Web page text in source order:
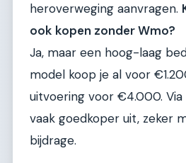
heroverweging aanvragen.
ook kopen zonder Wmo?
Ja, maar een hoog-laag
model koop je al voor
uitvoering voor €4.000.
vaak goedkoper uit, zeker
bijdrage.